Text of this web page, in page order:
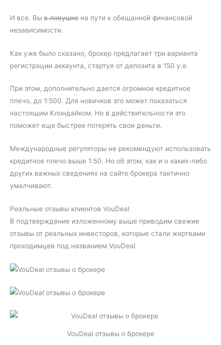
И все. Вы в ловушке на пути к обещанной финансовой
независимости.
Как уже было сказано, брокер предлагает три варианта
регистрации аккаунта, стартуя от депозита в 150 у.е.
При этом, дополнительно дается огромное кредитное
плечо, до 1:500. Для новичков это может показаться
настоящим Клондайком. Но в действительности это
поможет еще быстрее потерять свои деньги.
Международные регуляторы не рекомендуют использовать
кредитное плечо выше 1:50. Но об этом, как и о каких-либо
других важных сведениях на сайте брокера тактично
умалчивают.
Реальные отзывы клиентов VouDeal
В подтверждение изложенному выше приводим свежие
отзывы от реальных инвесторов, которые стали жертвами
проходимцев под названием VouDeal.
VouDeal отзывы о брокере